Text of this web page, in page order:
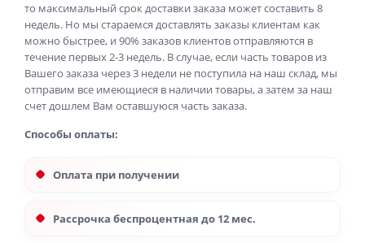
то максимальный срок доставки заказа может составить 8
недель. Но мы стараемся доставлять заказы клиентам как
можно быстрее, и 90% заказов клиентов отправляются в
течение первых 2-3 недель. В случае, если часть товаров из
Вашего заказа через 3 недели не поступила на наш склад, мы
отправим все имеющиеся в наличии товары, а затем за наш
счет дошлем Вам оставшуюся часть заказа.
Способы оплаты:
Оплата при получении
Рассрочка беспроцентная до 12 мес.